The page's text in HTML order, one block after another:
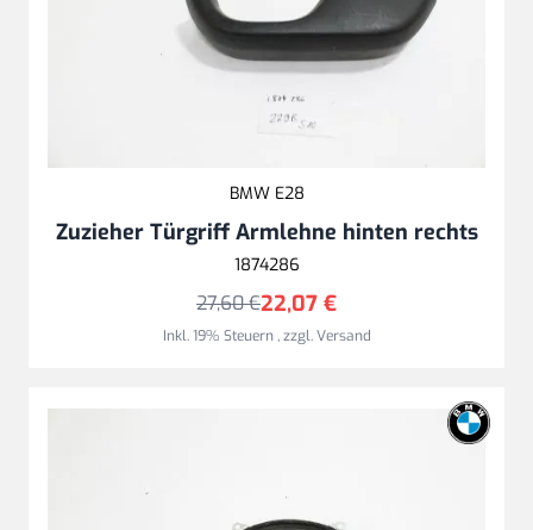
BMW E28
Zuzieher Türgriff Armlehne hinten rechts
1874286
22,07 €
27,60 €
Inkl. 19% Steuern,zzgl.Versand